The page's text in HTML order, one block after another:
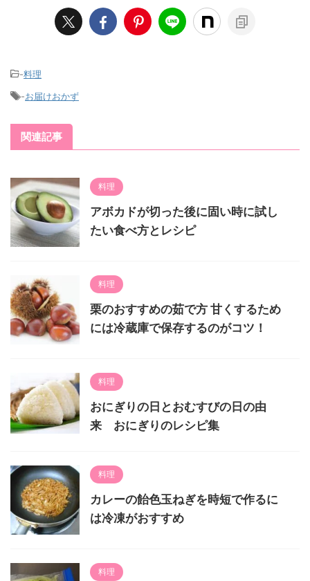
-料理
-お届けおかず
関連記事
料理
アボカドが切った後に固い時に試し
たい食べ方とレシピ
料理
栗のおすすめの茹で方 甘くするため
には冷蔵庫で保存するのがコツ！
料理
おにぎりの日とおむすびの日の由
来 おにぎりのレシピ集
料理
カレーの飴色玉ねぎを時短で作るに
は冷凍がおすすめ
料理